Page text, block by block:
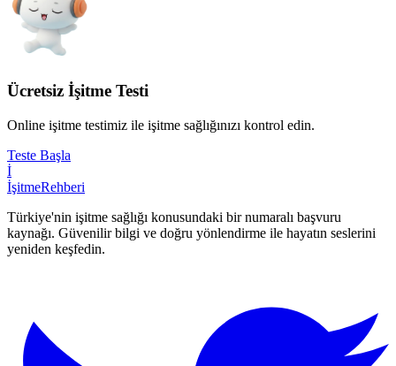
Ücretsiz İşitme Testi
Online işitme testimiz ile işitme sağlığınızı kontrol edin.
Teste Başla
İ
İşitmeRehberi
Türkiye'nin işitme sağlığı konusundaki bir numaralı başvuru
kaynağı. Güvenilir bilgi ve doğru yönlendirme ile hayatın seslerini
yeniden keşfedin.